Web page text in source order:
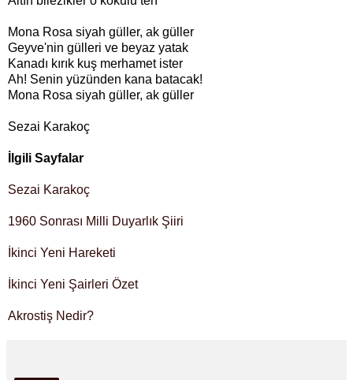
Mona Rosa siyah güller, ak güller
Geyve'nin gülleri ve beyaz yatak
Kanadı kırık kuş merhamet ister
Ah! Senin yüzünden kana batacak!
Mona Rosa siyah güller, ak güller
Sezai Karakoç
İlgili Sayfalar
Sezai Karakoç
1960 Sonrası Milli Duyarlık Şiiri
İkinci Yeni Hareketi
İkinci Yeni Şairleri Özet
Akrostiş Nedir?